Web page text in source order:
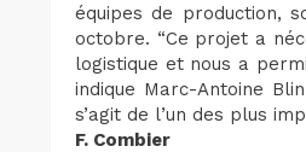
équipes de production,
octobre. “Ce projet a
logistique et nous a
indique Marc-Antoine
s’agit de l’un des plus
F. Combier